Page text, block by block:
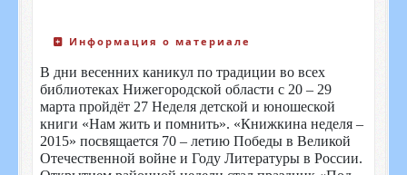
Информация о материале
В дни весенних каникул по традиции во всех
библиотеках Нижегородской области с 20 – 29
марта пройдёт 27 Неделя детской и юношеской
книги «Нам жить и помнить». «Книжкина неделя –
2015» посвящается 70 – летию Победы в Великой
Отечественной войне и Году Литературы в России.